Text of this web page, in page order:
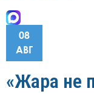
08
АВГ
«Жара не